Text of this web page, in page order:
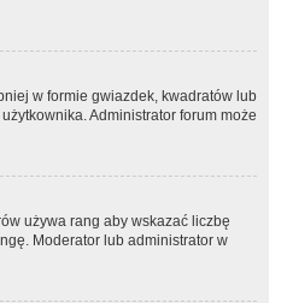
w formie gwiazdek, kwadratów lub
Administrator forum może
używa rang aby wskazać liczbę
Moderator lub administrator w